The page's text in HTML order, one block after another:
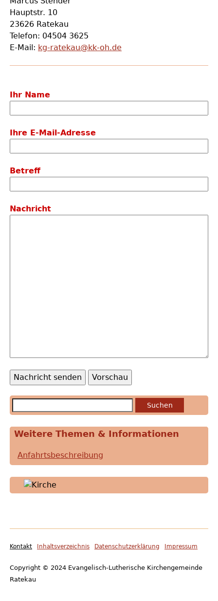
Hauptstr. 10
23626 Ratekau
Telefon: 04504 3625
E-Mail: kg-ratekau@kk-oh.de
Ihr Name
Ihre E-Mail-Adresse
Betreff
Nachricht
Weitere Themen & Informationen
Anfahrtsbeschreibung
menu
Kontakt Inhaltsverzeichnis Datenschutzerklärung Impressum
Copyright © 2024 Evangelisch-Lutherische Kirchengemeinde
Ratekau